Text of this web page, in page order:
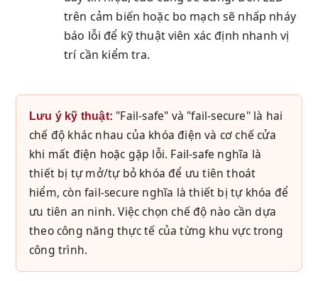
trên cảm biến hoặc bo mạch sẽ nhấp nháy
báo lỗi để kỹ thuật viên xác định nhanh vị
trí cần kiểm tra.
Lưu ý kỹ thuật: "Fail-safe" và "fail-secure" là hai
chế độ khác nhau của khóa điện và cơ chế cửa
khi mất điện hoặc gặp lỗi. Fail-safe nghĩa là
thiết bị tự mở/tự bỏ khóa để ưu tiên thoát
hiểm, còn fail-secure nghĩa là thiết bị tự khóa để
ưu tiên an ninh. Việc chọn chế độ nào cần dựa
theo công năng thực tế của từng khu vực trong
công trình.